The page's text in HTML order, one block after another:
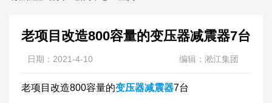
老项目改造800容量的变压器减震器7台
日期：2021-4-10 编辑：淞江集团
老项目改造800容量的变压器减震器7台